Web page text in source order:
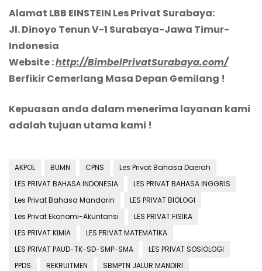
Alamat LBB EINSTEIN Les Privat Surabaya:
Jl. Dinoyo Tenun V-1 Surabaya-Jawa Timur-
Indonesia
Website :http://BimbelPrivatSurabaya.com/
Berfikir Cemerlang Masa Depan Gemilang !
Kepuasan anda dalam menerima layanan kami
adalah tujuan utama kami !
AKPOL BUMN CPNS
Les Privat Bahasa Daerah
LES PRIVAT BAHASA INDONESIA
LES PRIVAT BAHASA INGGRIS
Les Privat Bahasa Mandarin
LES PRIVAT BIOLOGI
Les Privat Ekonomi-Akuntansi
LES PRIVAT FISIKA
LES PRIVAT KIMIA
LES PRIVAT MATEMATIKA
LES PRIVAT PAUD-TK-SD-SMP-SMA
LES PRIVAT SOSIOLOGI
PPDS
REKRUITMEN
SBMPTN JALUR MANDIRI